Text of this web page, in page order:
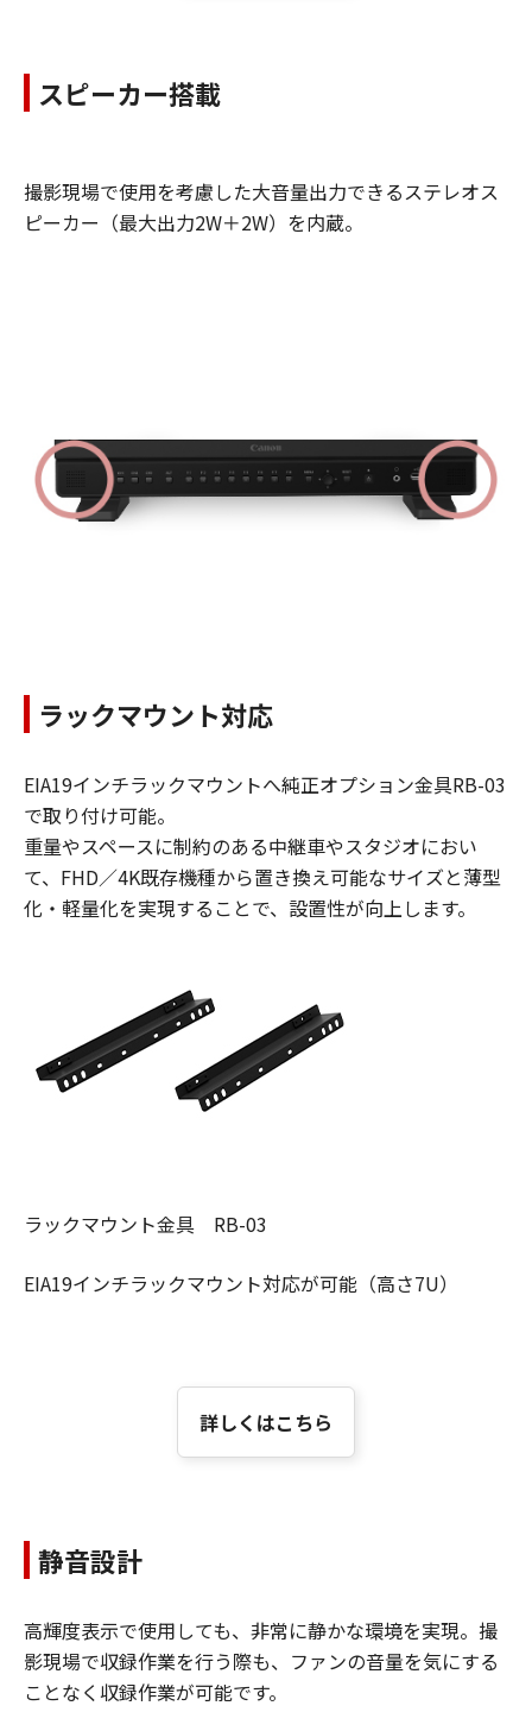
スピーカー搭載
撮影現場で使用を考慮した大音量出力できるステレオス
ピーカー（最大出力2W＋2W）を内蔵。
ラックマウント対応
EIA19インチラックマウントへ純正オプション金具RB-03
で取り付け可能。
重量やスペースに制約のある中継車やスタジオにおい
て、FHD／4K既存機種から置き換え可能なサイズと薄型
化・軽量化を実現することで、設置性が向上します。
ラックマウント金具 RB-03
EIA19インチラックマウント対応が可能（高さ7U）
詳しくはこちら
静音設計
高輝度表示で使用しても、非常に静かな環境を実現。撮
影現場で収録作業を行う際も、ファンの音量を気にする
ことなく収録作業が可能です。